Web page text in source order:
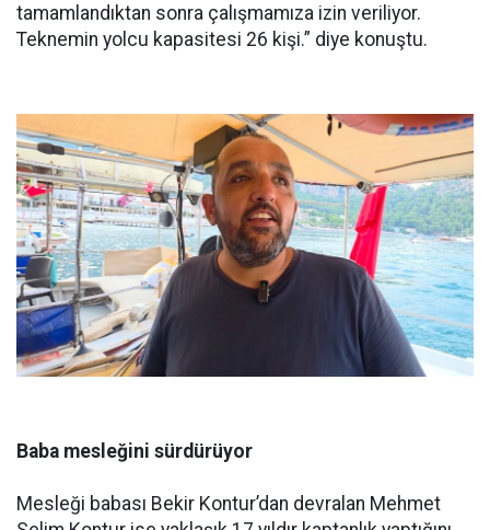
tamamlandıktan sonra çalışmamıza izin veriliyor.
Teknemin yolcu kapasitesi 26 kişi.” diye konuştu.
Baba mesleğini sürdürüyor
Mesleği babası Bekir Kontur’dan devralan Mehmet